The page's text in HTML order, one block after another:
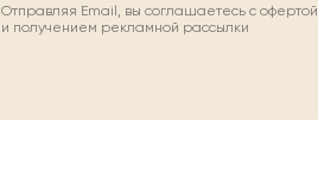
Отправляя Email, вы соглашаетесь с офертой
и получением рекламной рассылки